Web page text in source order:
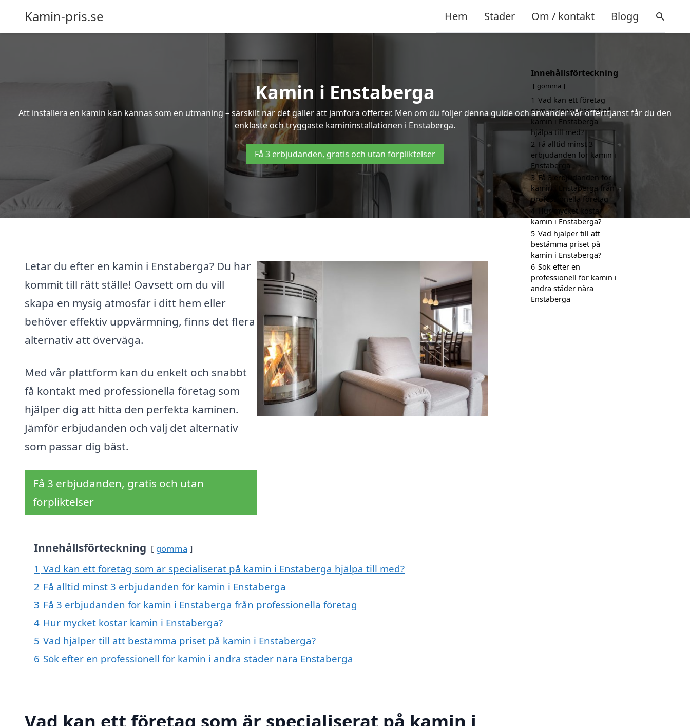
Kamin-pris.se Hem Städer Om / kontakt Blogg
Kamin i Enstaberga
Att installera en kamin kan kännas som en utmaning – särskilt när det gäller att jämföra offerter. Men om du följer denna guide och använder vår offerttjänst får du den
enklaste och tryggaste kamininstallationen i Enstaberga.
Få 3 erbjudanden, gratis och utan förpliktelser
Letar du efter en kamin i Enstaberga? Du har
kommit till rätt ställe! Oavsett om du vill
skapa en mysig atmosfär i ditt hem eller
behöver effektiv uppvärmning, finns det flera
alternativ att överväga.
Med vår plattform kan du enkelt och snabbt
få kontakt med professionella företag som
hjälper dig att hitta den perfekta kaminen.
Jämför erbjudanden och välj det alternativ
som passar dig bäst.
Få 3 erbjudanden, gratis och utan
förpliktelser
Innehållsförteckning gömma
1 Vad kan ett företag som är specialiserat på kamin i Enstaberga hjälpa till med?
2 Få alltid minst 3 erbjudanden för kamin i Enstaberga
3 Få 3 erbjudanden för kamin i Enstaberga från professionella företag
4 Hur mycket kostar kamin i Enstaberga?
5 Vad hjälper till att bestämma priset på kamin i Enstaberga?
6 Sök efter en professionell för kamin i andra städer nära Enstaberga
Vad kan ett företag som är specialiserat på kamin i
Innehållsförteckning
gömma
1 Vad kan ett företag
som är specialiserat på
kamin i Enstaberga
hjälpa till med?
2 Få alltid minst 3
erbjudanden för kamin i
Enstaberga
3 Få 3 erbjudanden för
kamin i Enstaberga från
professionella företag
4 Hur mycket kostar
kamin i Enstaberga?
5 Vad hjälper till att
bestämma priset på
kamin i Enstaberga?
6 Sök efter en
professionell för kamin i
andra städer nära
Enstaberga